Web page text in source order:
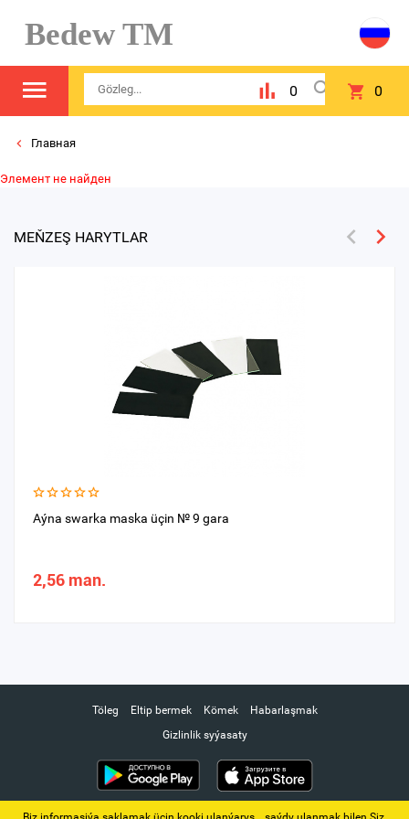
Bedew TM
0 0
Главная
Элемент не найден
MEŇZEŞ HARYTLAR
Aýna swarka maska üçin № 9 gara
2,56 man.
Töleg Eltip bermek Kömek
Habarlaşmak
Gizlinlik syýasaty